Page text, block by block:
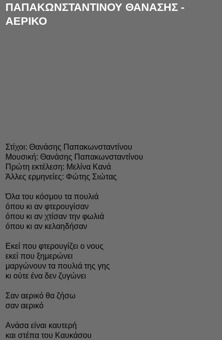
ΠΑΠΑΚΩΝΣΤΑΝΤΙΝΟΥ ΘΑΝΑΣΗΣ -
ΑΕΡΙΚΟ
Στίχοι: Θανάσης Παπακωνσταντίνου
Μουσική: Θανάσης Παπακωνσταντίνου
Πρώτη εκτέλεση: Μελίνα Κανά
Άλλες ερμηνείες: Φώτης Σιώτας
Όλα του κόσμου τα πουλιά
όπου κι αν φτερουγίσαν
όπου κι αν χτίσαν την φωλιά
όπου κι αν κελαηδήσαν
Εκεί που φτερουγίζει ο νους
εκεί που ξημερώνει
μαργώνουν τα πουλιά της γης
κι ούτε ένα δεν ζυγώνει
Σαν αερικό θα ζήσω
σαν αερικό
Ανάσα είναι καυτερή
και στέπα του Καυκάσου